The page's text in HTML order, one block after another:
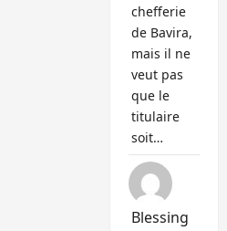
chefferie
de Bavira,
mais il ne
veut pas
que le
titulaire
soit…
Blessing